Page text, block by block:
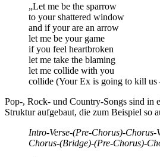
„Let me be the sparrow
to your shattered window
and if your are an arrow
let me be your game
if you feel heartbroken
let me take the blaming
let me collide with you
collide (Your Ex is going to kill us
Pop-, Rock- und Country-Songs sind in
Struktur aufgebaut, die zum Beispiel so
Intro-Verse-(Pre-Chorus)-Chorus-
Chorus-(Bridge)-(Pre-Chorus)-